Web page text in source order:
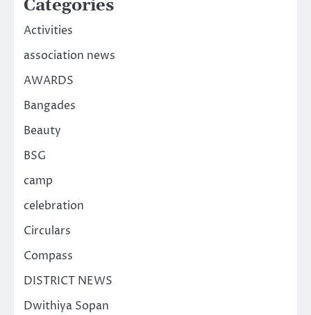
Categories
Activities
association news
AWARDS
Bangades
Beauty
BSG
camp
celebration
Circulars
Compass
DISTRICT NEWS
Dwithiya Sopan